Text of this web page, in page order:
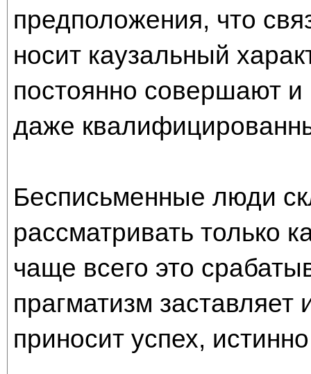
предположения, что
носит каузальный
постоянно совершают
даже
Бесписьменные люди
рассматривать только
чаще всего это
прагматизм заставляет
приносит успех,